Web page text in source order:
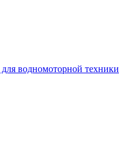
водномоторной техники